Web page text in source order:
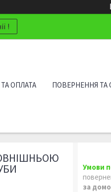
!
ОПЛАТА ПОВЕРНЕННЯ ТА
за